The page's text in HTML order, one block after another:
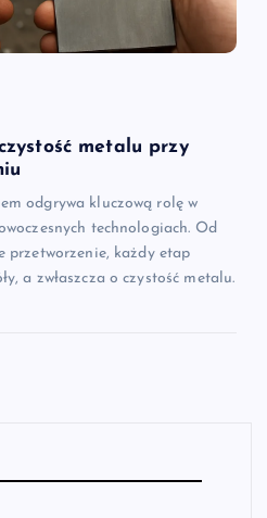
metalu przy
odgrywa kluczową rolę w
technologiach. Od
każdy etap
a zwłaszcza o czystość metalu.